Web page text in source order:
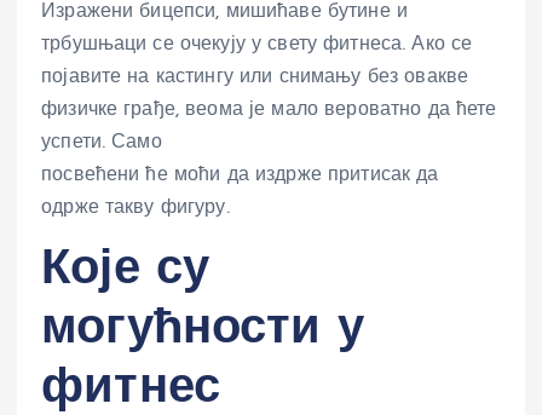
Изражени бицепси, мишићаве бутине и
трбушњаци се очекују у свету фитнеса. Ако се
појавите на кастингу или снимању без овакве
физичке грађе, веома је мало вероватно да ћете
успети. Само
посвећени ће моћи да издрже притисак да
одрже такву фигуру.
Које су
могућности у
фитнес